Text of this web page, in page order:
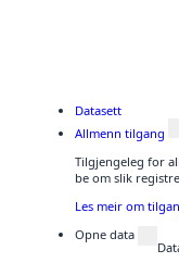
Datasett
Allmenn tilgang
Tilgjengeleg for
be om slik
Les meir om
Opne data